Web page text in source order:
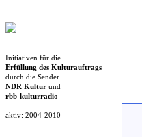
Initiativen für die
Erfüllung des Kulturauftrags
durch die Sender
NDR Kultur und
rbb-kulturradio
aktiv: 2004-2010